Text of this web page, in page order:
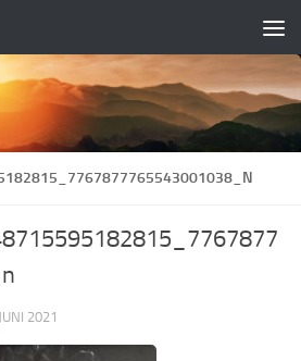
2021